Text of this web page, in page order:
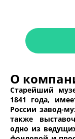
О
Старейший
1841 года,
России завод-
также
одно из